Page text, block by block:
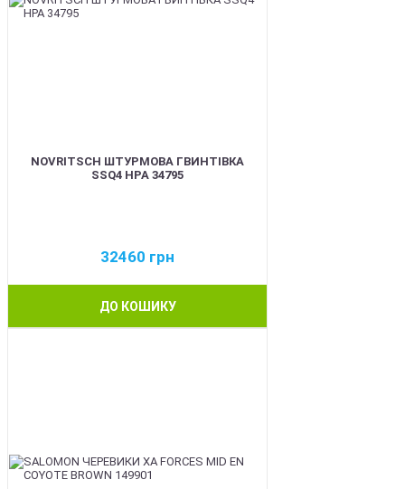
NOVRITSCH ШТУРМОВА ГВИНТІВКА
SSQ4 HPA 34795
32460 грн
ДО КОШИКУ